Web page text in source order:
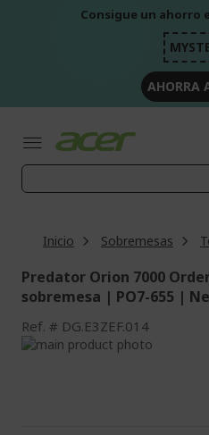
Consigue un ahorro
AHORRA
Inicio Sobremesas
Predator Orion 7000
sobremesa | PO7-655 |
Ref. DG.E3ZEF.014
Saltar